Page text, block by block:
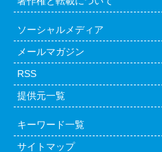
ソーシャルメディア
メールマガジン
RSS
提供元一覧
キーワード一覧
サイトマップ